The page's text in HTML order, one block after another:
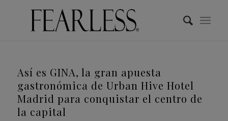
Así es GINA, la gran apuesta
gastronómica de Urban Hive Hotel
Madrid para conquistar el centro de
la capital